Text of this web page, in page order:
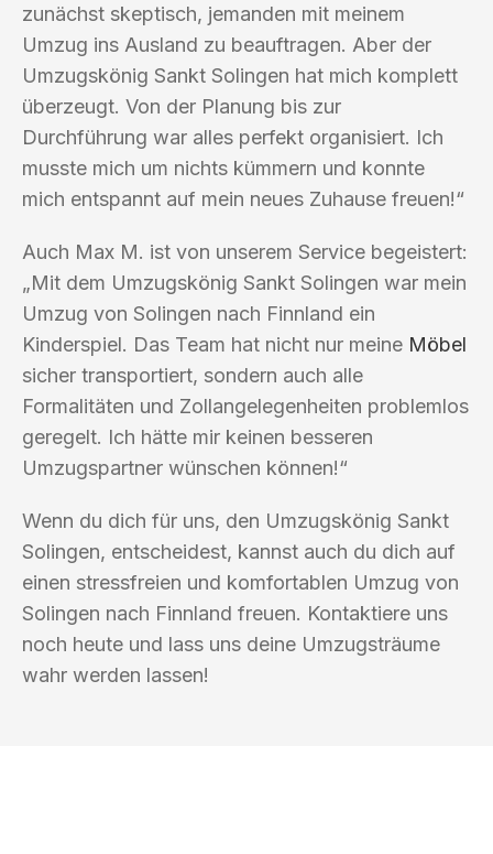
zunächst skeptisch, jemanden mit meinem
Umzug ins Ausland zu beauftragen. Aber der
Umzugskönig Sankt Solingen hat mich komplett
überzeugt. Von der Planung bis zur
Durchführung war alles perfekt organisiert. Ich
musste mich um nichts kümmern und konnte
mich entspannt auf mein neues Zuhause freuen!“
Auch Max M. ist von unserem Service begeistert:
„Mit dem Umzugskönig Sankt Solingen war mein
Umzug von Solingen nach Finnland ein
Kinderspiel. Das Team hat nicht nur meine Möbel
sicher transportiert, sondern auch alle
Formalitäten und Zollangelegenheiten problemlos
geregelt. Ich hätte mir keinen besseren
Umzugspartner wünschen können!“
Wenn du dich für uns, den Umzugskönig Sankt
Solingen, entscheidest, kannst auch du dich auf
einen stressfreien und komfortablen Umzug von
Solingen nach Finnland freuen. Kontaktiere uns
noch heute und lass uns deine Umzugsträume
wahr werden lassen!